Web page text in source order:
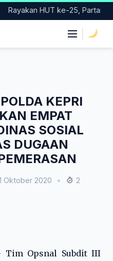
HUT ke-25, Partai
KEPRI
EMPAT
SOSIAL
DUGAAN
Oktober 2020 •
2
Tim Opsnal Subdit III